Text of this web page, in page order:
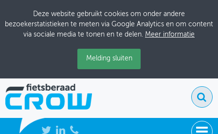
Deze website gebruikt cookies om onder andere
bezoekerstatistieken te meten via Google Analytics en om content
via sociale media te tonen en te delen. Meer informatie
Melding sluiten